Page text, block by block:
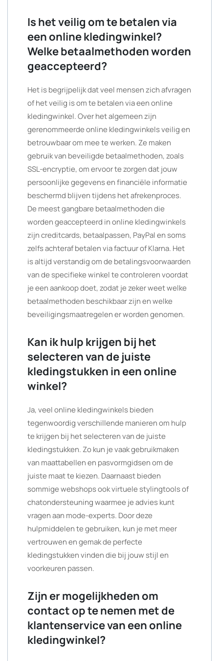
Is het veilig om te betalen via
een online kledingwinkel?
Welke betaalmethoden worden
geaccepteerd?
Het is begrijpelijk dat veel mensen zich afvragen
of het veilig is om te betalen via een online
kledingwinkel. Over het algemeen zijn
gerenommeerde online kledingwinkels veilig en
betrouwbaar om mee te werken. Ze maken
gebruik van beveiligde betaalmethoden, zoals
SSL-encryptie, om ervoor te zorgen dat jouw
persoonlijke gegevens en financiële informatie
beschermd blijven tijdens het afrekenproces.
De meest gangbare betaalmethoden die
worden geaccepteerd in online kledingwinkels
zijn creditcards, betaalpassen, PayPal en soms
zelfs achteraf betalen via factuur of Klarna. Het
is altijd verstandig om de betalingsvoorwaarden
van de specifieke winkel te controleren voordat
je een aankoop doet, zodat je zeker weet welke
betaalmethoden beschikbaar zijn en welke
beveiligingsmaatregelen er worden genomen.
Kan ik hulp krijgen bij het
selecteren van de juiste
kledingstukken in een online
winkel?
Ja, veel online kledingwinkels bieden
tegenwoordig verschillende manieren om hulp
te krijgen bij het selecteren van de juiste
kledingstukken. Zo kun je vaak gebruikmaken
van maattabellen en pasvormgidsen om de
juiste maat te kiezen. Daarnaast bieden
sommige webshops ook virtuele stylingtools of
chatondersteuning waarmee je advies kunt
vragen aan mode-experts. Door deze
hulpmiddelen te gebruiken, kun je met meer
vertrouwen en gemak de perfecte
kledingstukken vinden die bij jouw stijl en
voorkeuren passen.
Zijn er mogelijkheden om
contact op te nemen met de
klantenservice van een online
kledingwinkel?